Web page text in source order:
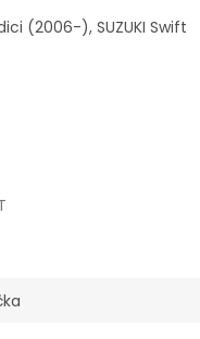
(2006-), SUZUKI Swift